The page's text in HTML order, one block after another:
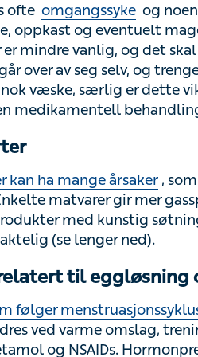
og det skal ikke være blod,
trenger ikke behandling.
viktig hos barn. Som regel
ha mange årsaker
matvarer gir mer
kunstig søtning.
til eggløsning
følger
varme omslag, trening
og NSAIDs.
er vanlige, kan de påvirke